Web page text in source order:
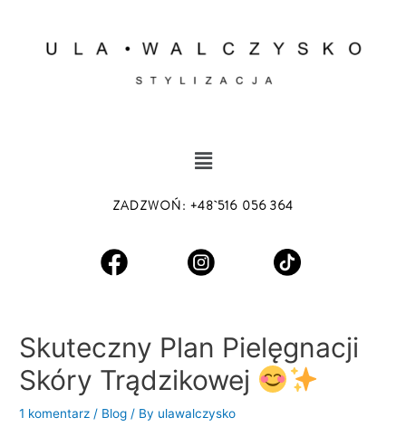
Menu
ZADZWOŃ: +48 516 056 364
Skuteczny Plan Pielęgnacji
Skóry Trądzikowej
1 komentarz / Blog / By ulawalczysko